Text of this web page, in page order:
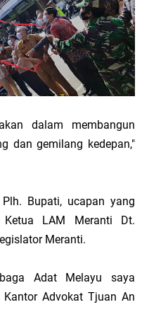
dalam membangun
dan gemilang kedepan,"
Bupati, ucapan yang
LAM Meranti Dt.
Meranti.
Adat Melayu saya
Advokat Tjuan An